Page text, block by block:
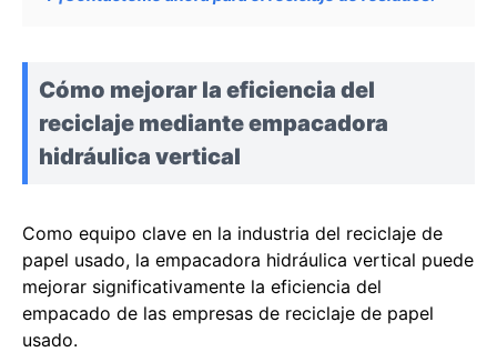
Cómo mejorar la eficiencia del
reciclaje mediante empacadora
hidráulica vertical
Como equipo clave en la industria del reciclaje de
papel usado, la empacadora hidráulica vertical puede
mejorar significativamente la eficiencia del
empacado de las empresas de reciclaje de papel
usado.